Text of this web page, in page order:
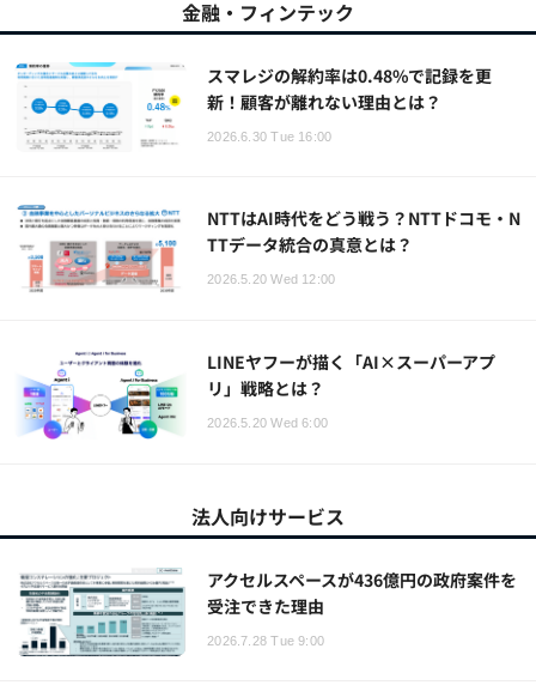
金融・フィンテック
スマレジの解約率は0.48%で記録を更
新！顧客が離れない理由とは？
2026.6.30 Tue 16:00
NTTはAI時代をどう戦う？NTTドコモ・N
TTデータ統合の真意とは？
2026.5.20 Wed 12:00
LINEヤフーが描く「AI×スーパーアプ
リ」戦略とは？
2026.5.20 Wed 6:00
法人向けサービス
アクセルスペースが436億円の政府案件を
受注できた理由
2026.7.28 Tue 9:00